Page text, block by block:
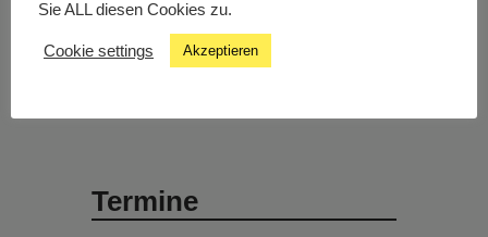
Studiochat
Termine
Sie ALL diesen Cookies zu.
Cookie settings Akzeptieren